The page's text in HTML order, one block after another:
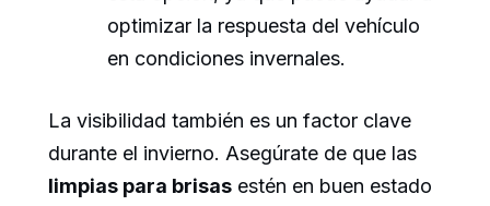
optimizar la respuesta del vehículo
en condiciones invernales.
La visibilidad también es un factor clave
durante el invierno. Asegúrate de que las
limpias para brisas estén en buen estado